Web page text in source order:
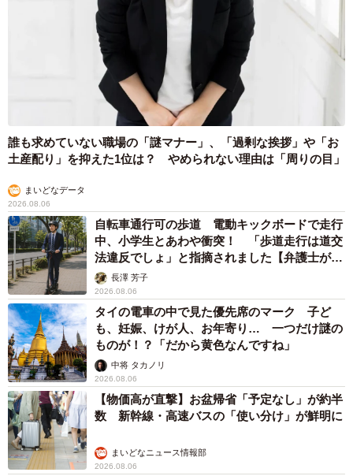
誰も求めていない職場の「謎マナー」、「過剰な挨拶」や「お
土産配り」を抑えた1位は？ やめられない理由は「周りの目」
まいどなデータ
2026.08.06
自転車通行可の歩道 電動キックボードで走行
中、小学生とあわや衝突！ 「歩道走行は道交
法違反でしょ」と指摘されました【弁護士が解
説】長澤 芳子
2026.08.06
タイの電車の中で見た優先席のマーク 子ど
も、妊娠、けが人、お年寄り… 一つだけ謎の
ものが！？「だから黄色なんですね」
中将 タカノリ
2026.08.06
【物価高が直撃】お盆帰省「予定なし」が約半
数 新幹線・高速バスの「使い分け」が鮮明に
まいどなニュース情報部
2026.08.06